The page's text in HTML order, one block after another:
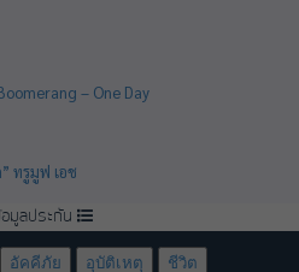
– One Day
ทรูมูฟ เอช
มูลประกัน
อัคคีภัย อุบัติเหตุ ชีวิต